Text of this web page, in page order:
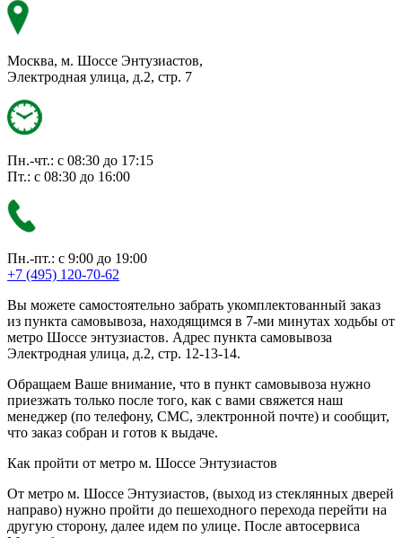
Москва, м. Шоссе Энтузиастов,
Электродная улица, д.2, стр. 7
Пн.-чт.: с 08:30 до 17:15
Пт.: с 08:30 до 16:00
Пн.-пт.: с 9:00 до 19:00
+7 (495) 120-70-62
Вы можете самостоятельно забрать укомплектованный заказ
из пункта самовывоза, находящимся в 7-ми минутах ходьбы от
метро Шоссе энтузиастов. Адрес пункта самовывоза
Электродная улица, д.2, стр. 12-13-14.
Обращаем Ваше внимание, что в пункт самовывоза нужно
приезжать только после того, как с вами свяжется наш
менеджер (по телефону, СМС, электронной почте) и сообщит,
что заказ собран и готов к выдаче.
Как пройти от метро м. Шоссе Энтузиастов
От метро м. Шоссе Энтузиастов, (выход из стеклянных дверей
направо) нужно пройти до пешеходного перехода перейти на
другую сторону, далее идем по улице. После автосервиса